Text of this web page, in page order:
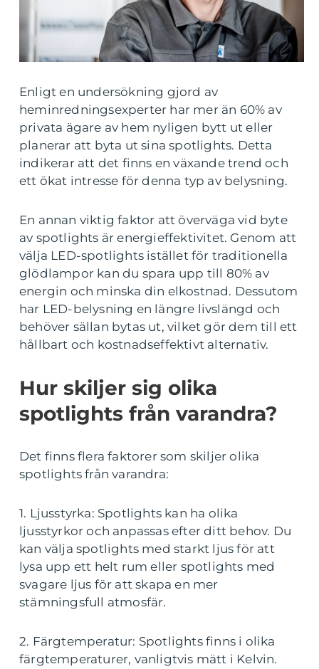
Enligt en undersökning gjord av
heminredningsexperter har mer än 60% av
privata ägare av hem nyligen bytt ut eller
planerar att byta ut sina spotlights. Detta
indikerar att det finns en växande trend och
ett ökat intresse för denna typ av belysning.
En annan viktig faktor att överväga vid byte
av spotlights är energieffektivitet. Genom att
välja LED-spotlights istället för traditionella
glödlampor kan du spara upp till 80% av
energin och minska din elkostnad. Dessutom
har LED-belysning en längre livslängd och
behöver sällan bytas ut, vilket gör dem till ett
hållbart och kostnadseffektivt alternativ.
Hur skiljer sig olika
spotlights från varandra?
Det finns flera faktorer som skiljer olika
spotlights från varandra:
1. Ljusstyrka: Spotlights kan ha olika
ljusstyrkor och anpassas efter ditt behov. Du
kan välja spotlights med starkt ljus för att
lysa upp ett helt rum eller spotlights med
svagare ljus för att skapa en mer
stämningsfull atmosfär.
2. Färgtemperatur: Spotlights finns i olika
färgtemperaturer, vanligtvis mätt i Kelvin.